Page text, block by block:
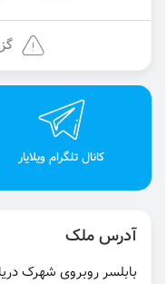
کانال تلگرام ویلایار
آدرس ملک
بابلسر روبروی شهرک